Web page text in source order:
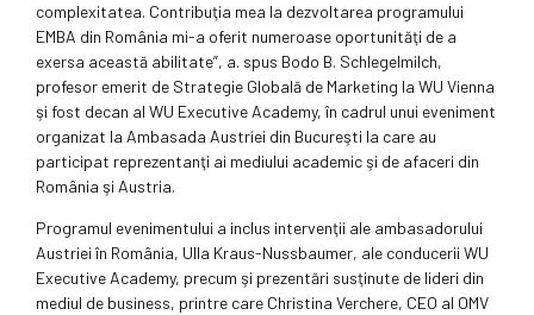
complexitatea. Contribuţia mea la dezvoltarea programului
EMBA din România mi-a oferit numeroase oportunităţi de a
exersa această abilitate”, a. spus Bodo B. Schlegelmilch,
profesor emerit de Strategie Globală de Marketing la WU Vienna
şi fost decan al WU Executive Academy, în cadrul unui eveniment
organizat la Ambasada Austriei din Bucureşti la care au
participat reprezentanţi ai mediului academic şi de afaceri din
România şi Austria.
Programul evenimentului a inclus intervenţii ale ambasadorului
Austriei în România, Ulla Kraus-Nussbaumer, ale conducerii WU
Executive Academy, precum şi prezentări susţinute de lideri din
mediul de business, printre care Christina Verchere, CEO al OMV